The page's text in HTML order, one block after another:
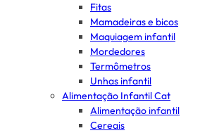
Fitas
Mamadeiras e bicos
Maquiagem infantil
Mordedores
Termômetros
Unhas infantil
Alimentação Infantil Cat
Alimentação infantil
Cereais